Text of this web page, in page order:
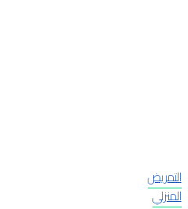
التمريض
المنزلي